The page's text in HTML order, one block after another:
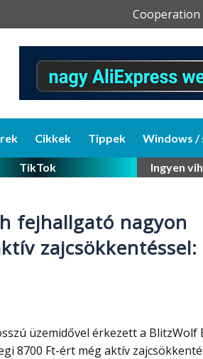
Skip
Cikkek Tippek Windows
TikTok Ingyen
fejhallgató nagyon
zajcsökkentéssel:
üzemidővel érkezett a BlitzWolf
8700 Ft-ért még aktív